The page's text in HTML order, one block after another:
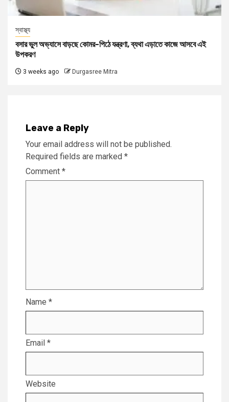
স্বাস্থ্য
বসার ভুল অভ্যাসে বাড়ছে কোমর-পিঠে যন্ত্রণা, ব্যথা এড়াতে কাজে আসবে এই
উপকরণ
3 weeks ago Durgasree Mitra
Leave a Reply
Your email address will not be published.
Required fields are marked *
Comment *
Name *
Email *
Website